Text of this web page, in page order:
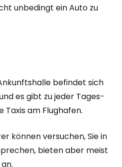
unbedingt ein Auto zu
befindet sich
es gibt zu jeder Tages-
Taxis am Flughafen.
können versuchen, Sie in
bieten aber meist